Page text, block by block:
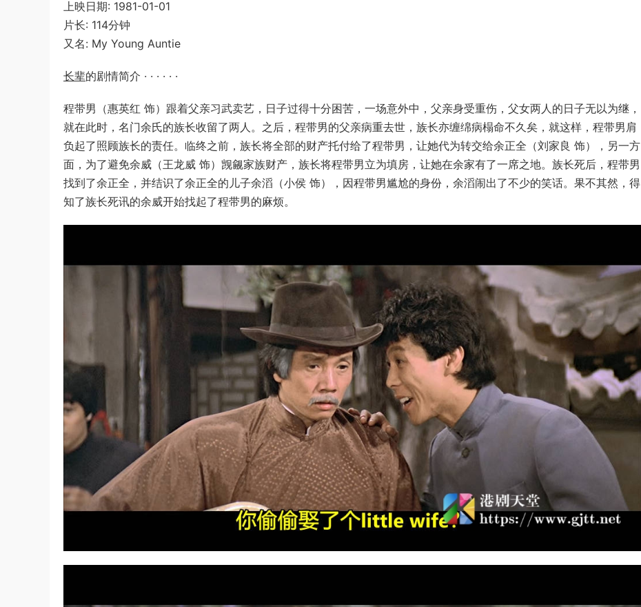
上映日期: 1981-01-01
片长: 114分钟
又名: My Young Auntie
长辈的剧情简介 · · · · · ·
程带男（惠英红 饰）跟着父亲习武卖艺，日子过得十分困苦，一场意外中，父亲身受重伤，父女两人的日子无以为继，
就在此时，名门余氏的族长收留了两人。之后，程带男的父亲病重去世，族长亦缠绵病榻命不久矣，就这样，程带男肩
负起了照顾族长的责任。临终之前，族长将全部的财产托付给了程带男，让她代为转交给余正全（刘家良 饰），另一方
面，为了避免余威（王龙威 饰）觊觎家族财产，族长将程带男立为填房，让她在余家有了一席之地。族长死后，程带男
找到了余正全，并结识了余正全的儿子余滔（小侯 饰），因程带男尴尬的身份，余滔闹出了不少的笑话。果不其然，得
知了族长死讯的余威开始找起了程带男的麻烦。